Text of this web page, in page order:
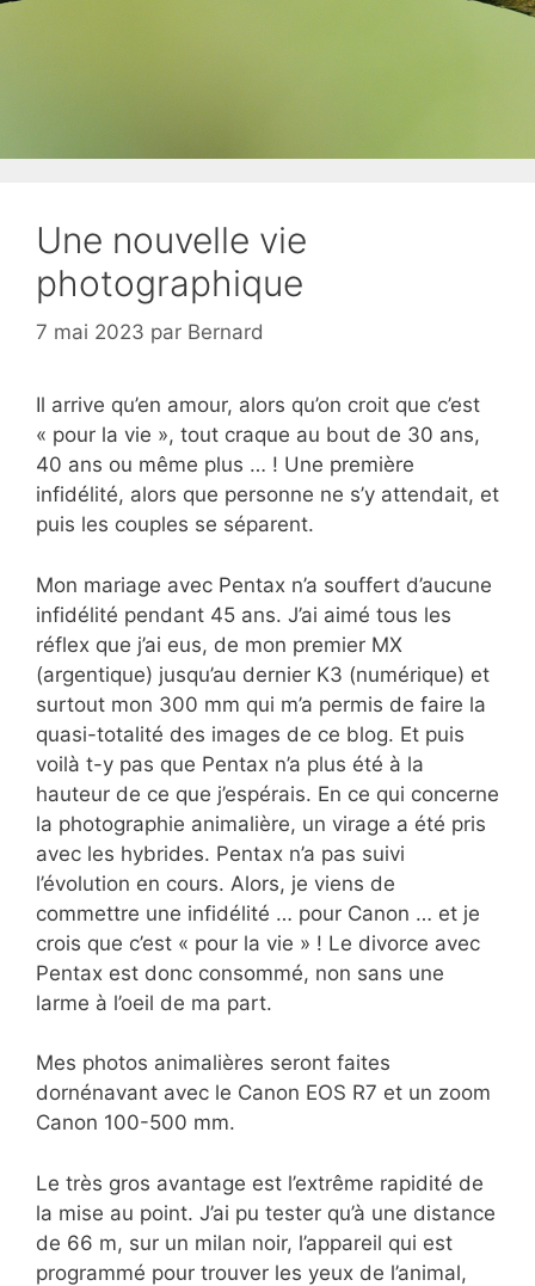
Une nouvelle vie
photographique
7 mai 2023 par Bernard
Il arrive qu’en amour, alors qu’on croit que c’est
« pour la vie », tout craque au bout de 30 ans,
40 ans ou même plus … ! Une première
infidélité, alors que personne ne s’y attendait, et
puis les couples se séparent.
Mon mariage avec Pentax n’a souffert d’aucune
infidélité pendant 45 ans. J’ai aimé tous les
réflex que j’ai eus, de mon premier MX
(argentique) jusqu’au dernier K3 (numérique) et
surtout mon 300 mm qui m’a permis de faire la
quasi-totalité des images de ce blog. Et puis
voilà t-y pas que Pentax n’a plus été à la
hauteur de ce que j’espérais. En ce qui concerne
la photographie animalière, un virage a été pris
avec les hybrides. Pentax n’a pas suivi
l’évolution en cours. Alors, je viens de
commettre une infidélité … pour Canon … et je
crois que c’est « pour la vie » ! Le divorce avec
Pentax est donc consommé, non sans une
larme à l’oeil de ma part.
Mes photos animalières seront faites
dornénavant avec le Canon EOS R7 et un zoom
Canon 100-500 mm.
Le très gros avantage est l’extrême rapidité de
la mise au point. J’ai pu tester qu’à une distance
de 66 m, sur un milan noir, l’appareil qui est
programmé pour trouver les yeux de l’animal,